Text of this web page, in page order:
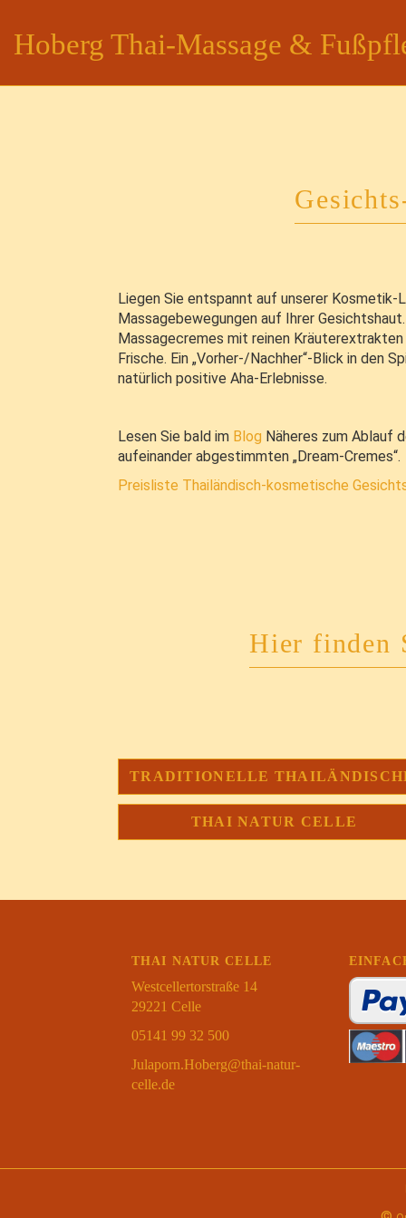
Hoberg Thai-Massage &
Liegen Sie entspannt auf unserer Kosmetik-
Massagebewegungen auf Ihrer
Massagecremes mit reinen
Frische. Ein „Vorher-/Nachher“-Blick in den
natürlich positive Aha-Erlebnisse.
Lesen Sie bald im Blog Näheres zum Ablauf
aufeinander abgestimmten „Dream-Cremes“.
Preisliste Thailändisch-kosmetische
Hier finden
TRADITIONELLE
THAI NATUR CELLE
THAI NATUR CELLE
Westcellertorstraße 14
29221 Celle
05141 99 32 500
Julaporn.Hoberg@thai-natur-
celle.de